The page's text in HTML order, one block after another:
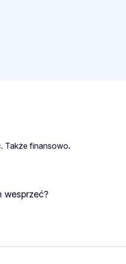
Także finansowo.
wesprzeć?